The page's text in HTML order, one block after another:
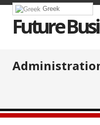
Greek
Future